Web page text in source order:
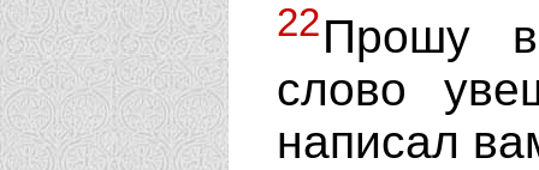
22Прошу
слово
написал